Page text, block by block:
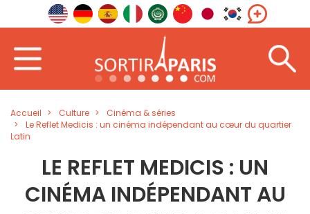
Accueil Culture
Cinéma & séries
Le Reflet Medicis : un cinéma indépendant au cœur du quartier
Latin
LE REFLET MEDICIS : UN
CINÉMA INDÉPENDANT AU